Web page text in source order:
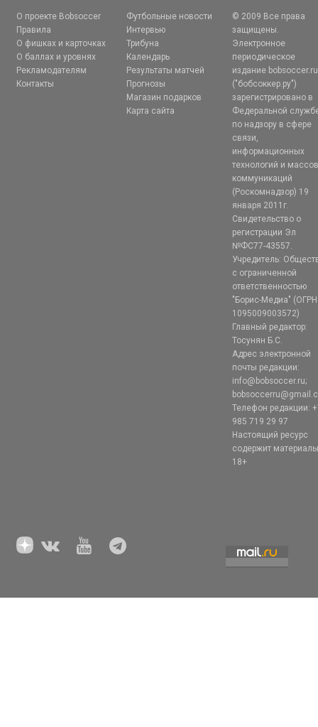
О проекте Bobsoccer
Правила
О фишках и карточках
О баллах и уровнях
Рекламодателям
Контакты
Футбольные новости
Интервью
Трибуна
Календарь
Результаты матчей
Прогнозы
Магазин подарков
Карта сайта
© 2009 Все права
защищены.
Электронное
периодическое
издание bobsoccer.ru
("бобсоккер.ру")
зарегистрировано в
Федеральной
по надзору в сфере
связи,
информационных
технологий и
коммуникаций
(Роскомнадзор) 19
января 2011г.
Свидетельство о
регистрации Эл
№ФС77-43557.
Учредитель:
с ограниченной
ответственностью
"Борис-Медиа" (ОГРН
1095009003572)
Главный редактор:
Тосунян Б.С.
Адрес электронной
почты редакции:
info@bobsoccer.ru;
Телефон редакции:
985 719 29 97
Настоящий ресурс
содержит
18+